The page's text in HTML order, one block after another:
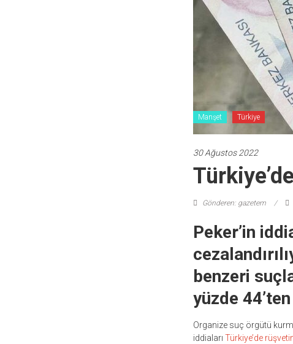
Manşet Türkiye
30 Ağustos 2022
Gönderen: gazetem
Peker’in
benzeri
yüzde
Organize suç örgütü
iddiaları Türkiye’de